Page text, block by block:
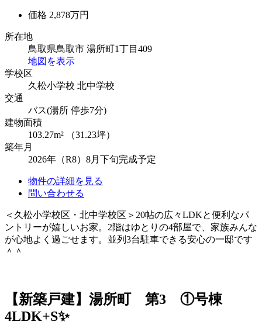
価格 2,878万円
所在地
鳥取県鳥取市 湯所町1丁目409
地図を表示
学校区
久松小学校 北中学校
交通
バス(湯所 停歩7分)
建物面積
103.27m² （31.23坪）
築年月
2026年（R8）8月下旬完成予定
物件の詳細を見る
問い合わせる
＜久松小学校区・北中学校区＞20帖の広々LDKと便利なパ
ントリーが嬉しいお家。2階はゆとりの4部屋で、家族みんな
が心地よく過ごせます。並列3台駐車できる安心の一邸です
＾＾
【新築戸建】湯所町 第3 ①号棟
4LDK+S✨